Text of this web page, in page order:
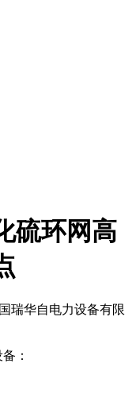
硫环网高
瑞华自电力设备有限
：